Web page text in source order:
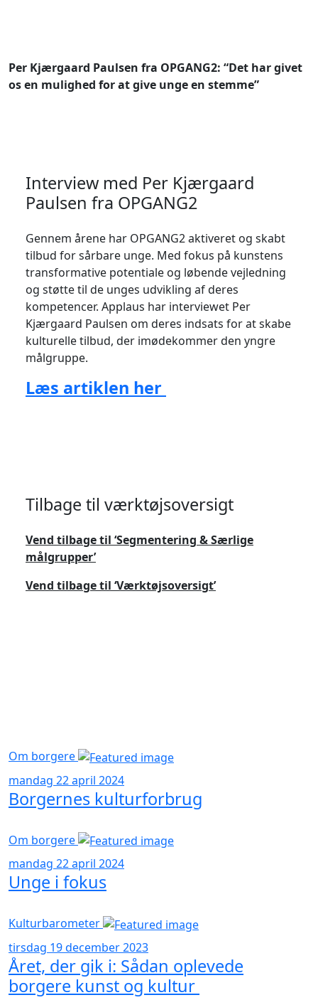
Per Kjærgaard Paulsen fra OPGANG2: “Det har givet
os en mulighed for at give unge en stemme”
Interview med Per Kjærgaard
Paulsen fra OPGANG2
Gennem årene har OPGANG2 aktiveret og skabt
tilbud for sårbare unge. Med fokus på kunstens
transformative potentiale og løbende vejledning
og støtte til de unges udvikling af deres
kompetencer. Applaus har interviewet Per
Kjærgaard Paulsen om deres indsats for at skabe
kulturelle tilbud, der imødekommer den yngre
målgruppe.
Læs artiklen her
Tilbage til værktøjsoversigt
Vend tilbage til ‘Segmentering & Særlige
målgrupper’
Vend tilbage til ‘Værktøjsoversigt’
Om borgere
mandag 22 april 2024
Borgernes kulturforbrug
Om borgere
mandag 22 april 2024
Unge i fokus
Kulturbarometer
tirsdag 19 december 2023
Året, der gik i: Sådan oplevede
borgere kunst og kultur